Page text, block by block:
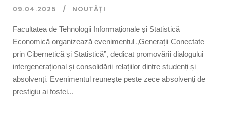
09.04.2025 NOUTĂȚI
Facultatea de Tehnologii Informaționale și Statistică
Economică organizează evenimentul „Generații Conectate
prin Cibernetică și Statistică”, dedicat promovării dialogului
intergenerațional și consolidării relațiilor dintre studenți și
absolvenți. Evenimentul reunește peste zece absolvenți de
prestigiu ai fostei...